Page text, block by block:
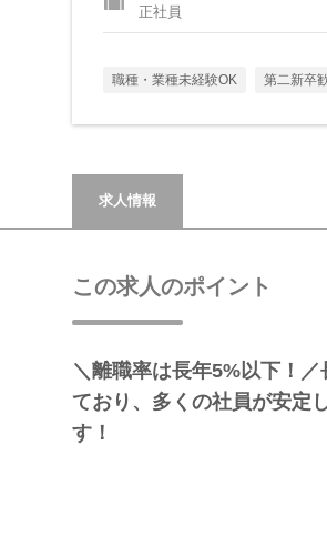
正社員
職種・業種未経験OK 第二新卒
求人情報
この求人のポイント
＼離職率は長年5%以下！
ており、多くの社員が安定
す！